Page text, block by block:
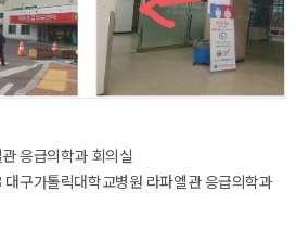
응급의학과 회의실
구가톨릭대학교병원 라파엘관 응급의학과